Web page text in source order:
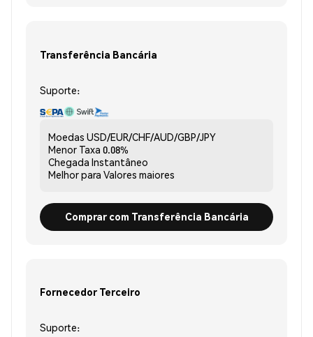
Transferência Bancária
Suporte:
Moedas USD/EUR/CHF/AUD/GBP/JPY
Menor Taxa 0.08%
Chegada Instantâneo
Melhor para Valores maiores
Comprar com Transferência Bancária
Fornecedor Terceiro
Suporte: